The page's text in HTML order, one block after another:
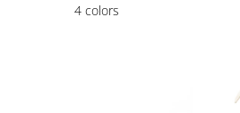
4 colors